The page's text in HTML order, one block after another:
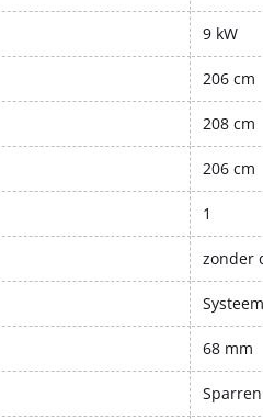
9 kW
206 cm
208 cm
206 cm
1
zonder
68 mm
Sparren